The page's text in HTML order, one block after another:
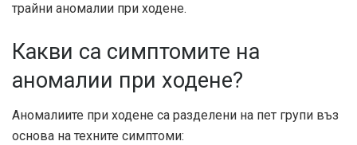
трайни аномалии при ходене.
Какви са симптомите на
аномалии при ходене?
Аномалиите при ходене са разделени на пет групи въз
основа на техните симптоми: